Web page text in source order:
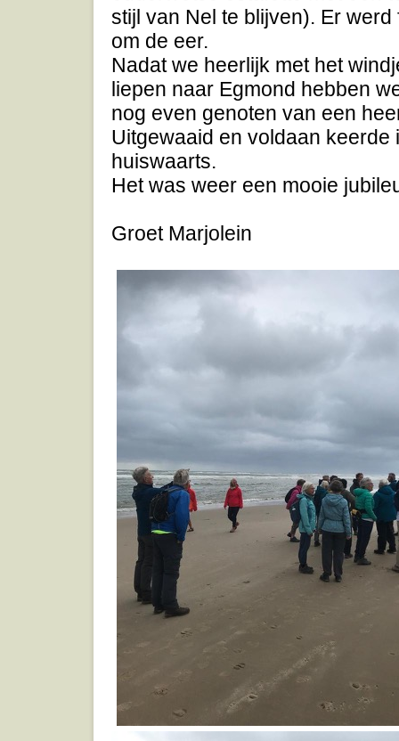
stijl van Nel te blijven). Er
om de eer.
Nadat we heerlijk met het
liepen naar Egmond hebben
nog even genoten van een
Uitgewaaid en voldaan keerde
huiswaarts.
Het was weer een mooie
Groet Marjolein